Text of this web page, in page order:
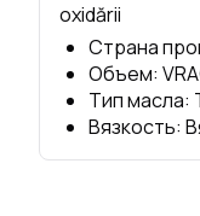
oxidării
Страна
Объем:
Тип масла:
Вязкость: